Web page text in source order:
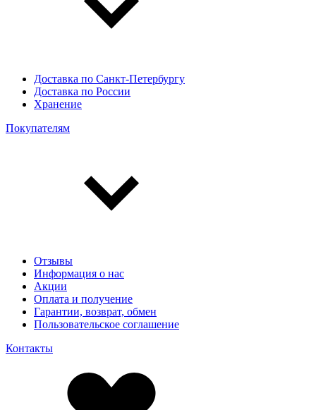
Доставка по Санкт-Петербургу
Доставка по России
Хранение
Покупателям
Отзывы
Информация о нас
Акции
Оплата и получение
Гарантии, возврат, обмен
Пользовательское соглашение
Контакты